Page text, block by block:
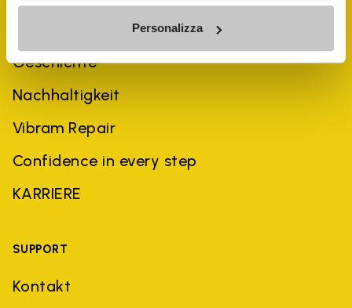
Personalizza
Geschichte
Nachhaltigkeit
Vibram Repair
Confidence in every step
KARRIERE
SUPPORT
Kontakt